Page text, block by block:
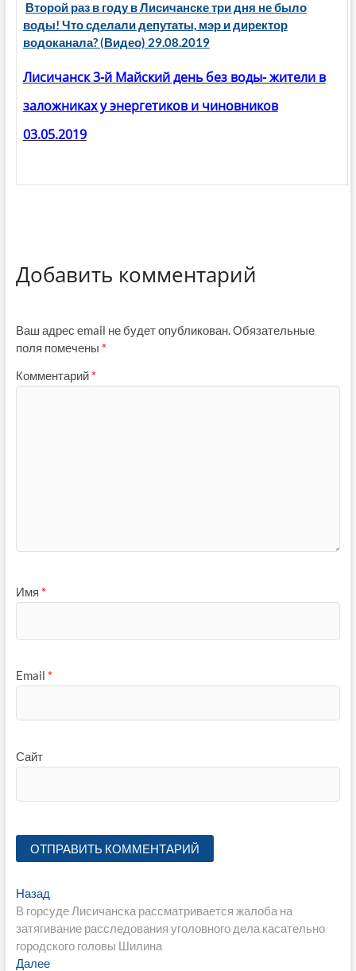
Второй раз в году в Лисичанске три дня не было
воды! Что сделали депутаты, мэр и директор
водоканала? (Видео) 29.08.2019
Лисичанск 3-й Майский день без воды- жители в
заложниках у энергетиков и чиновников
03.05.2019
Добавить комментарий
Ваш адрес email не будет опубликован.Обязательные
поля помечены *
Комментарий *
Имя *
Email *
Сайт
Навигация
по
записям
НазадПредыдущая
запись:
В горсуде Лисичанска рассматривается жалоба на
затягивание расследования уголовного дела касательно
городского головы Шилина
ДалееСледующая